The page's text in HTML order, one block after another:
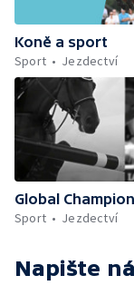
Koně a sport
Sport
Jezdectví
Global
Sport
Jezdectví
Napište